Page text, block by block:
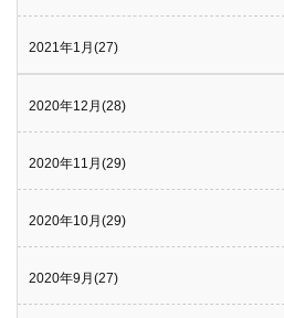
2021年1月(27)
2020年12月(28)
2020年11月(29)
2020年10月(29)
2020年9月(27)